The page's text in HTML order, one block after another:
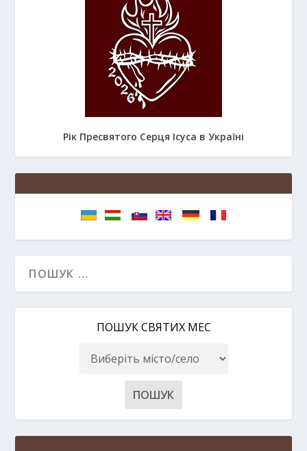
Рік Пресвятого Серця Ісуса в Україні
ПОШУК СВЯТИХ МЕС